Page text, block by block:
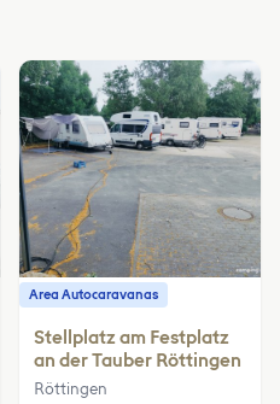
Area Autocaravanas
Stellplatz am Festplatz
an der Tauber Röttingen
Röttingen